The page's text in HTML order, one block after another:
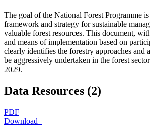
The goal of the National Forest Programme
framework and strategy for sustainable
valuable forest resources. This document,
and means of implementation based on
clearly identifies the forestry approaches and
be aggressively undertaken in the forest
2029.
Data Resources (2)
PDF
Download